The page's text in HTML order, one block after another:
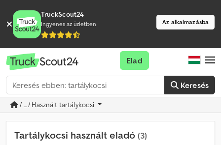
TruckScout24
Ingyenes az üzletben Az alkalmazásba
Keresés
Elad
/ ... / Használt tartálykocsi
Tartálykocsi használt eladó (3)